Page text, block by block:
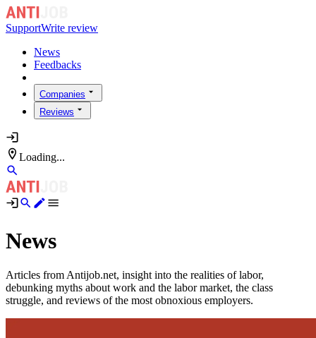
SupportWrite review
News
Feedbacks
Companies
Reviews
Loading...
News
Articles from Antijob.net, insight into the realities of labor,
debunking myths about work and the labor market, the class
struggle, and reviews of the most obnoxious employers.